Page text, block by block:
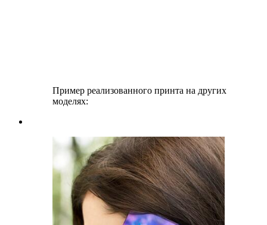
Пример реализованного принта на других
моделях: